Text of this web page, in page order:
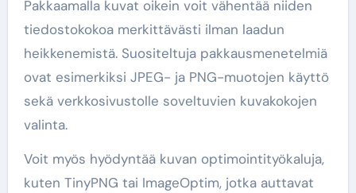
Pakkaamalla kuvat oikein voit vähentää niiden
tiedostokokoa merkittävästi ilman laadun
heikkenemistä. Suositeltuja pakkausmenetelmiä
ovat esimerkiksi JPEG- ja PNG-muotojen käyttö
sekä verkkosivustolle soveltuvien kuvakokojen
valinta.
Voit myös hyödyntää kuvan optimointityökaluja,
kuten TinyPNG tai ImageOptim, jotka auttavat